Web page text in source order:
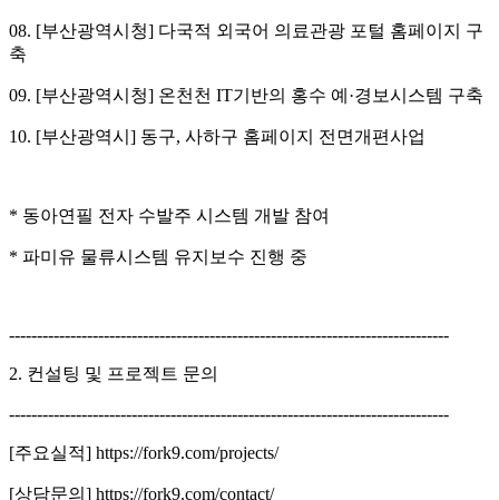
08. [부산광역시청] 다국적 외국어 의료관광 포털 홈페이지 구
축
09. [부산광역시청] 온천천 IT기반의 홍수 예·경보시스템 구축
10. [부산광역시] 동구, 사하구 홈페이지 전면개편사업
* 동아연필 전자 수발주 시스템 개발 참여
* 파미유 물류시스템 유지보수 진행 중
-------------------------------------------------------------------------------
2. 컨설팅 및 프로젝트 문의
-------------------------------------------------------------------------------
[주요실적] https://fork9.com/projects/
[상담문의] https://fork9.com/contact/